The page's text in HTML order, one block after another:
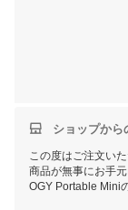
ショップから
この度はご注文い
商品が無事にお手
OGY Portable Mini
何かご不明点がご